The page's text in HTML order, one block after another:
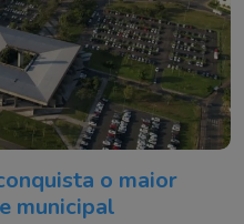
o maior
municipal